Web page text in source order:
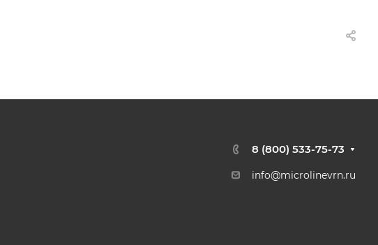
8 (800) 533-75-73
info@microlinevrn.ru